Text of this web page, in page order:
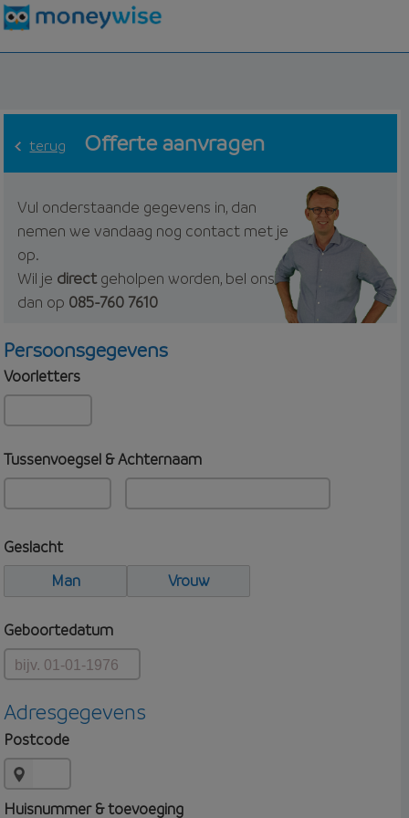
terug Offerte aanvragen
Vul onderstaande gegevens in, dan
nemen we vandaag nog contact met je
op.
Wil je directgeholpen worden, bel ons
dan op 085-760 7610
Persoonsgegevens
Voorletters
Tussenvoegsel & Achternaam
Geslacht
Man
Vrouw
Geboortedatum
Adresgegevens
Postcode
Huisnummer & toevoeging